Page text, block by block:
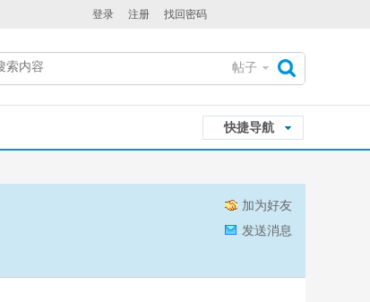
登录 注册 找回密码
帖子
快捷导航
加为好友
发送消息